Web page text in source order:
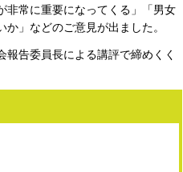
非常に重要になってくる」「男女
」などのご意見が出ました。
告委員長による講評で締めくく